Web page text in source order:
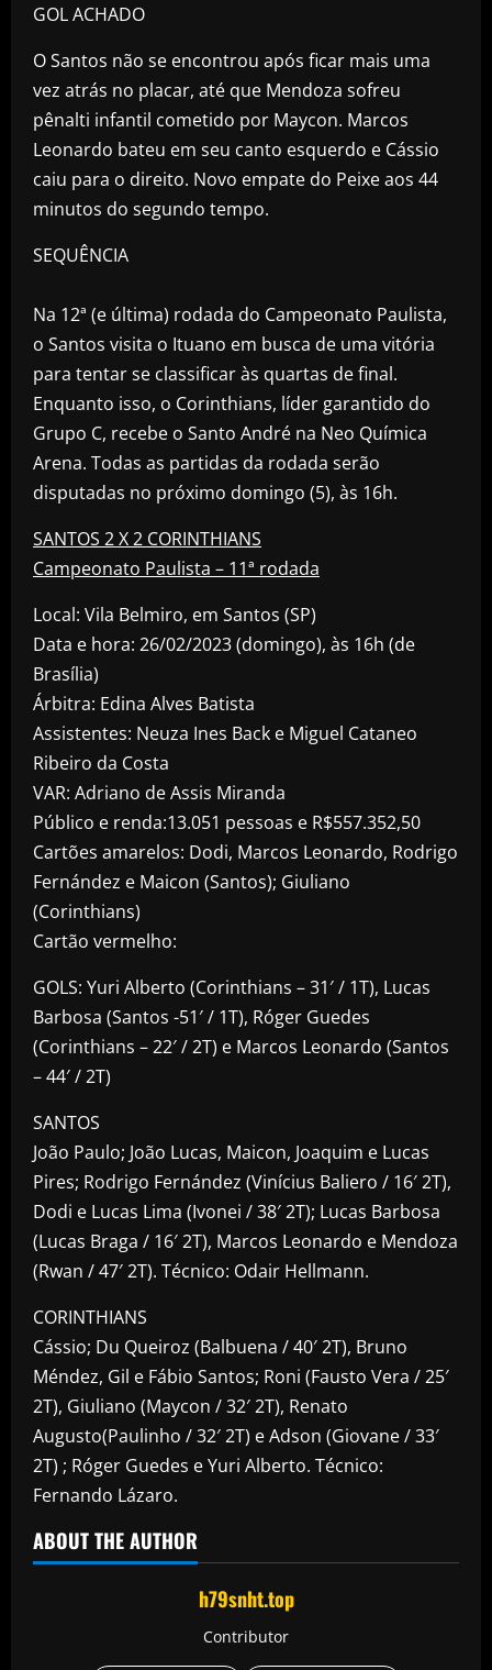
GOL ACHADO
O Santos não se encontrou após ficar mais uma
vez atrás no placar, até que Mendoza sofreu
pênalti infantil cometido por Maycon. Marcos
Leonardo bateu em seu canto esquerdo e Cássio
caiu para o direito. Novo empate do Peixe aos 44
minutos do segundo tempo.
SEQUÊNCIA
Na 12ª (e última) rodada do Campeonato Paulista,
o Santos visita o Ituano em busca de uma vitória
para tentar se classificar às quartas de final.
Enquanto isso, o Corinthians, líder garantido do
Grupo C, recebe o Santo André na Neo Química
Arena. Todas as partidas da rodada serão
disputadas no próximo domingo (5), às 16h.
SANTOS 2 X 2 CORINTHIANS
Campeonato Paulista – 11ª rodada
Local: Vila Belmiro, em Santos (SP)
Data e hora: 26/02/2023 (domingo), às 16h (de
Brasília)
Árbitra: Edina Alves Batista
Assistentes: Neuza Ines Back e Miguel Cataneo
Ribeiro da Costa
VAR: Adriano de Assis Miranda
Público e renda:13.051 pessoas e R$557.352,50
Cartões amarelos: Dodi, Marcos Leonardo, Rodrigo
Fernández e Maicon (Santos); Giuliano
(Corinthians)
Cartão vermelho:
GOLS: Yuri Alberto (Corinthians – 31′ / 1T), Lucas
Barbosa (Santos -51′ / 1T), Róger Guedes
(Corinthians – 22′ / 2T) e Marcos Leonardo (Santos
– 44′ / 2T)
SANTOS
João Paulo; João Lucas, Maicon, Joaquim e Lucas
Pires; Rodrigo Fernández (Vinícius Baliero / 16′ 2T),
Dodi e Lucas Lima (Ivonei / 38′ 2T); Lucas Barbosa
(Lucas Braga / 16′ 2T), Marcos Leonardo e Mendoza
(Rwan / 47′ 2T). Técnico: Odair Hellmann.
CORINTHIANS
​Cássio; Du Queiroz (Balbuena / 40′ 2T), Bruno
Méndez, Gil e Fábio Santos; Roni (Fausto Vera / 25′
2T), Giuliano (Maycon / 32′ 2T), Renato
Augusto(Paulinho / 32′ 2T) e Adson (Giovane / 33′
2T) ; Róger Guedes e Yuri Alberto. Técnico:
Fernando Lázaro.
ABOUT THE AUTHOR
h79snht.top
Contributor